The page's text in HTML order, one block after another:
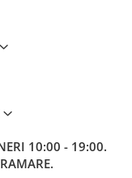
10:00 - 19:00.